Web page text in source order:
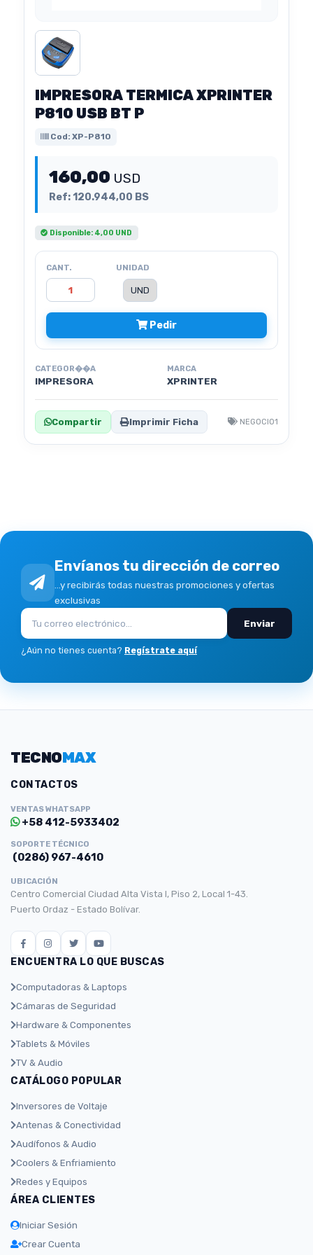
IMPRESORA TERMICA XPRINTER
P810 USB BT P
Cod: XP-P810
160,00 USD
Ref: 120.944,00 BS
Disponible: 4,00 UND
CANT. UNIDAD
Pedir
CATEGOR��A
IMPRESORA
MARCA
XPRINTER
Compartir Imprimir Ficha NEGOCIO1
Envíanos tu dirección de correo
...y recibirás todas nuestras promociones y ofertas
exclusivas
Enviar
¿Aún no tienes cuenta? Regístrate aquí
TECNOMAX
CONTACTOS
VENTAS WHATSAPP
+58 412-5933402
SOPORTE TÉCNICO
(0286) 967-4610
UBICACIÓN
Centro Comercial Ciudad Alta Vista I, Piso 2, Local 1-43.
Puerto Ordaz - Estado Bolívar.
ENCUENTRA LO QUE BUSCAS
Computadoras & Laptops
Cámaras de Seguridad
Hardware & Componentes
Tablets & Móviles
TV & Audio
CATÁLOGO POPULAR
Inversores de Voltaje
Antenas & Conectividad
Audífonos & Audio
Coolers & Enfriamiento
Redes y Equipos
ÁREA CLIENTES
Iniciar Sesión
Crear Cuenta